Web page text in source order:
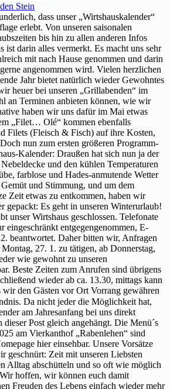
Stein
dass unser „Wirtshauskalender“
erlebt. Von unseren saisonalen
bis hin zu allen anderen Infos
ist darin alles vermerkt. Es macht uns sehr
mit nach Hause genommen und darin
angenommen wird. Vielen herzlichen
Jahr bietet natürlich wieder Gewohntes
heuer bei unseren „Grillabenden“ im
an Terminen anbieten können, wie wir
haben wir uns dafür im Mai etwas
„Filet… Olé“ kommen ebenfalls
Filets (Fleisch & Fisch) auf ihre Kosten,
nun zum ersten größeren Programm-
Kalender: Draußen hat sich nun ja der
und den kühlen Temperaturen
farblose und Hades-anmutende Wetter
und Stimmung, und um dem
Zeit etwas zu entkommen, haben wir
gepackt: Es geht in unseren Winterurlaub!
unser Wirtshaus geschlossen. Telefonate
eingeschränkt entgegengenommen, E-
beantwortet. Daher bitten wir, Anfragen
27. 1. zu tätigen, ab Donnerstag,
wie gewohnt zu unseren
Beste Zeiten zum Anrufen sind übrigens
wieder ab ca. 13.30, mittags kann
wir den Gästen vor Ort Vorrang gewähren
Da nicht jeder die Möglichkeit hat,
am Jahresanfang bei uns direkt
Post gleich angehängt. Die Menü´s
am Vierkanthof „Rabenlehen“ sind
hier einsehbar. Unsere Vorsätze
geschnürt: Zeit mit unseren Liebsten
Alltag abschütteln und so oft wie möglich
hoffen, wir können euch damit
Freuden des Lebens einfach wieder mehr